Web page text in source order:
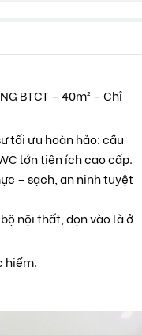
BTCT – 40m² – Chỉ
tối ưu hoàn hảo: cầu
lớn tiện ích cao cấp.
– sạch, an ninh tuyệt
nội thất, dọn vào là ở
hiếm.